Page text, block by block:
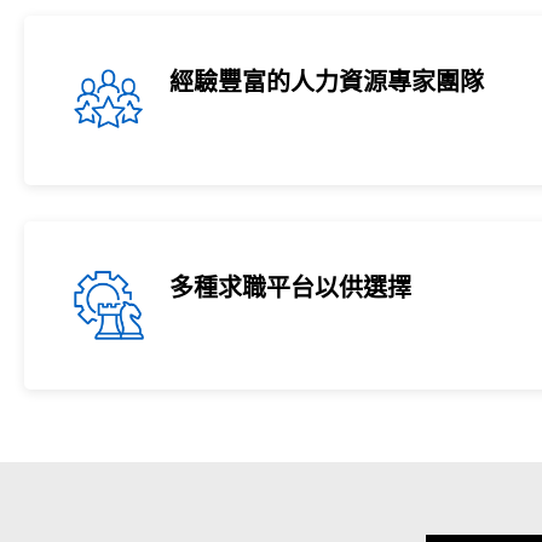
經驗豐富的人力資源專家團隊
多種求職平台以供選擇